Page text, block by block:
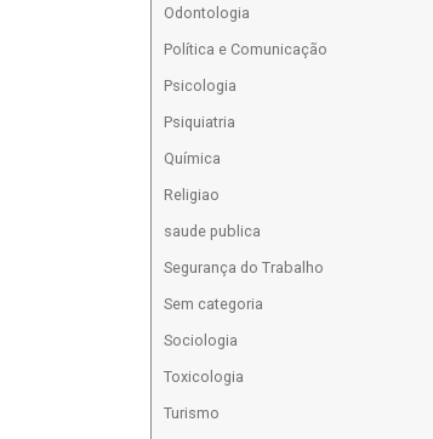
Odontologia
Política e Comunicação
Psicologia
Psiquiatria
Química
Religiao
saude publica
Segurança do Trabalho
Sem categoria
Sociologia
Toxicologia
Turismo